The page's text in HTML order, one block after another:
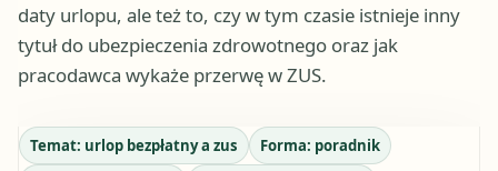
daty urlopu, ale też to, czy w tym czasie istnieje inny
tytuł do ubezpieczenia zdrowotnego oraz jak
pracodawca wykaże przerwę w ZUS.
Temat: urlop bezpłatny a zus Forma: poradnik